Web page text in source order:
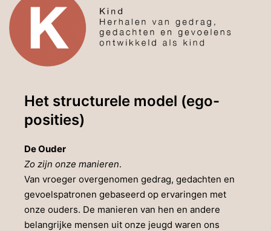
Het structurele model (ego-
posities)
DeOuder
Zo zijn onze manieren.
Van vroeger overgenomen gedrag, gedachten en
gevoelspatronen gebaseerd op ervaringen met
onze ouders. De manieren van hen en andere
belangrijke mensen uit onze jeugd waren ons